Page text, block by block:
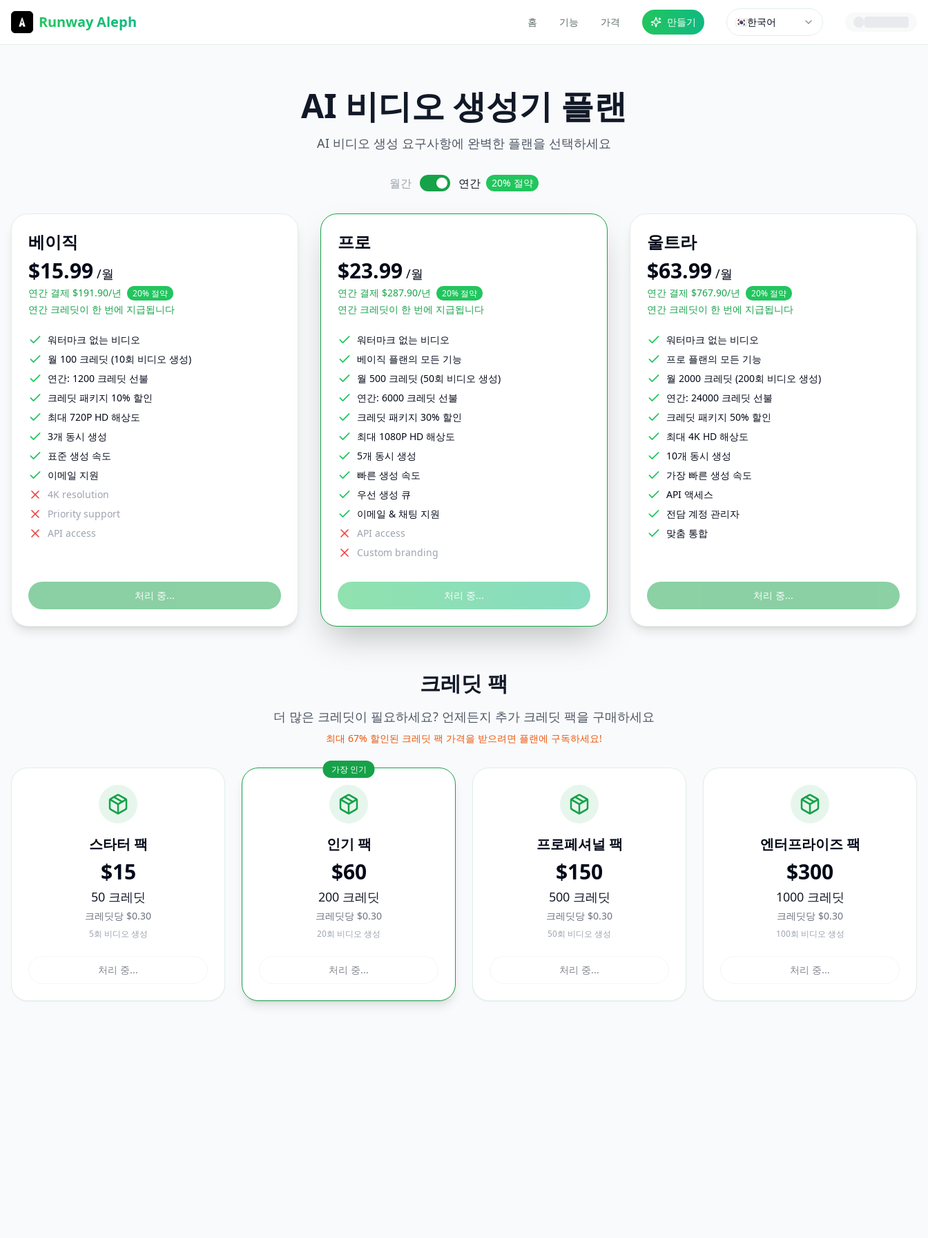
Runway Aleph 홈 기능 가격 만들기 🇰🇷한국어
AI 비디오 생성기 플랜
AI 비디오 생성 요구사항에 완벽한 플랜을 선택하세요
월간 연간 20% 절약
베이직
$15.99 /월
연간 결제 $191.90/년 20% 절약
연간 크레딧이 한 번에 지급됩니다
워터마크 없는 비디오
월 100 크레딧 (10회 비디오 생성)
연간: 1200 크레딧 선불
크레딧 패키지 10% 할인
최대 720P HD 해상도
3개 동시 생성
표준 생성 속도
이메일 지원
4K resolution
Priority support
API access
처리 중...
프로
$23.99 /월
연간 결제 $287.90/년 20% 절약
연간 크레딧이 한 번에 지급됩니다
워터마크 없는 비디오
베이직 플랜의 모든 기능
월 500 크레딧 (50회 비디오 생성)
연간: 6000 크레딧 선불
크레딧 패키지 30% 할인
최대 1080P HD 해상도
5개 동시 생성
빠른 생성 속도
우선 생성 큐
이메일 & 채팅 지원
API access
Custom branding
처리 중...
울트라
$63.99 /월
연간 결제 $767.90/년 20% 절약
연간 크레딧이 한 번에 지급됩니다
워터마크 없는 비디오
프로 플랜의 모든 기능
월 2000 크레딧 (200회 비디오 생성)
연간: 24000 크레딧 선불
크레딧 패키지 50% 할인
최대 4K HD 해상도
10개 동시 생성
가장 빠른 생성 속도
API 액세스
전담 계정 관리자
맞춤 통합
처리 중...
크레딧 팩
더 많은 크레딧이 필요하세요? 언제든지 추가 크레딧 팩을 구매하세요
최대 67% 할인된 크레딧 팩 가격을 받으려면 플랜에 구독하세요!
스타터 팩
$15
50 크레딧
크레딧당 $0.30
5회 비디오 생성
처리 중...
가장 인기
인기 팩
$60
200 크레딧
크레딧당 $0.30
20회 비디오 생성
처리 중...
프로페셔널 팩
$150
500 크레딧
크레딧당 $0.30
50회 비디오 생성
처리 중...
엔터프라이즈 팩
$300
1000 크레딧
크레딧당 $0.30
100회 비디오 생성
처리 중...